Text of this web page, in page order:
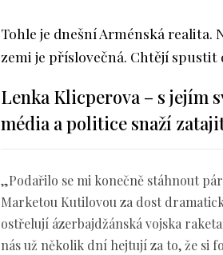
Tohle je dnešní Arménská realita.
zemi je příslovečná. Chtějí spustit
Lenka Klicperova – s jejím
média a politice snaží
„Podařilo se mi konečně stáhnout
Marketou Kutilovou za dost
ostřelují ázerbajdžánská vojska
nás už několik dní hejtují za to, že si